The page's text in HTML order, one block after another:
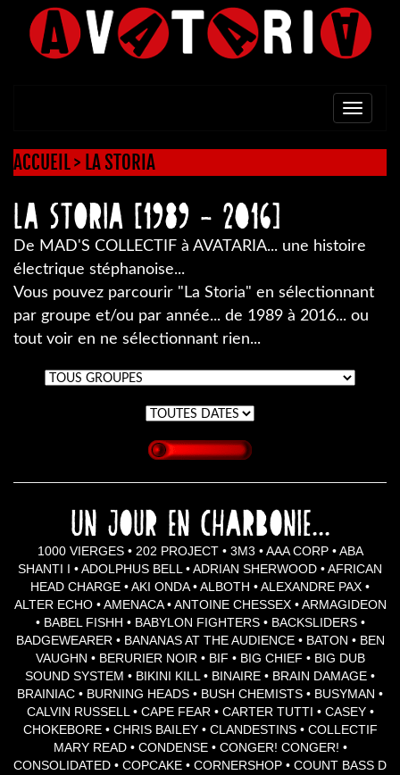
ACCUEIL> LA STORIA
LA STORIA [1989 - 2016]
De MAD'S COLLECTIF à AVATARIA... une histoire
électrique stéphanoise...
Vous pouvez parcourir "La Storia" en sélectionnant
par groupe et/ou par année... de 1989 à 2016... ou
tout voir en ne sélectionnant rien...
Un jour en Charbonie...
1000 VIERGES • 202 PROJECT • 3M3 • AAA CORP • ABA
SHANTI I • ADOLPHUS BELL • ADRIAN SHERWOOD • AFRICAN
HEAD CHARGE • AKI ONDA • ALBOTH • ALEXANDRE PAX •
ALTER ECHO • AMENACA • ANTOINE CHESSEX • ARMAGIDEON
• BABEL FISHH • BABYLON FIGHTERS • BACKSLIDERS •
BADGEWEARER • BANANAS AT THE AUDIENCE • BATON • BEN
VAUGHN • BERURIER NOIR • BIF • BIG CHIEF • BIG DUB
SOUND SYSTEM • BIKINI KILL • BINAIRE • BRAIN DAMAGE •
BRAINIAC • BURNING HEADS • BUSH CHEMISTS • BUSYMAN •
CALVIN RUSSELL • CAPE FEAR • CARTER TUTTI • CASEY •
CHOKEBORE • CHRIS BAILEY • CLANDESTINS • COLLECTIF
MARY READ • CONDENSE • CONGER! CONGER! •
CONSOLIDATED • COPCAKE • CORNERSHOP • COUNT BASS D